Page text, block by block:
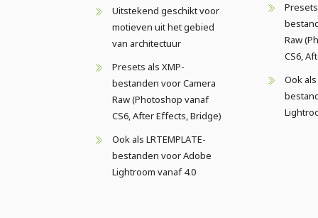
Uitstekend geschikt voor
motieven uit het gebied
van architectuur
Presets als XMP-
bestanden voor Camera
Raw (Photoshop vanaf
CS6, After Effects, Bridge)
Ook als LRTEMPLATE-
bestanden voor Adobe
Lightroom vanaf 4.0
Raw
CS6,
Ook als